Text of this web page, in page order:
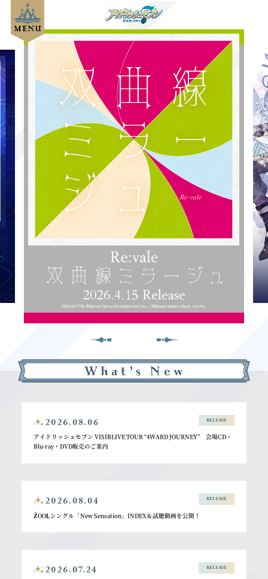
2026.08.06 RELEASE
アイドリッシュセブン VISIBLIVE TOUR “4WARD JOURNEY” 会場CD・
Blu-ray・DVD販売のご案内
2026.08.04 RELEASE
ŹOOĻシングル「New Sensation」INDEX＆試聴動画を公開！
2026.07.24 RELEASE